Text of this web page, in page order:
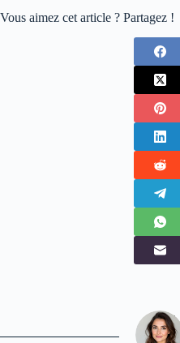
Vous aimez cet article ? Partagez !